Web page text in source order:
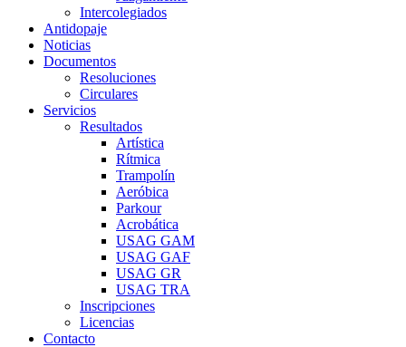
Intercolegiados
Antidopaje
Noticias
Documentos
Resoluciones
Circulares
Servicios
Resultados
Artística
Rítmica
Trampolín
Aeróbica
Parkour
Acrobática
USAG GAM
USAG GAF
USAG GR
USAG TRA
Inscripciones
Licencias
Contacto